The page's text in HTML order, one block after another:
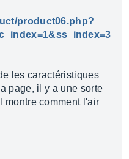
product06.php?
les caractéristiques
page, il y a une sorte
montre comment l'air